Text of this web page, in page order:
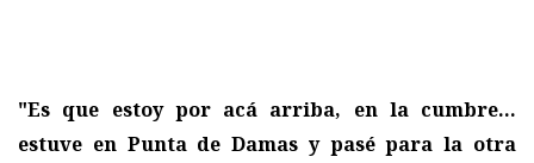
"Es que estoy por acá arriba, en la cumbre...
estuve en Punta de Damas y pasé para la otra